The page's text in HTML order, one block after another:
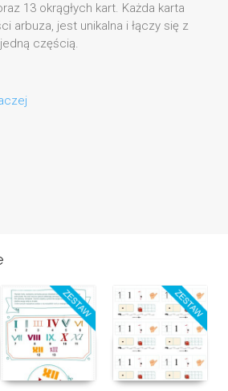
13 okrągłych kart. Każda karta
arbuza, jest unikalna i łączy się z
częścią.